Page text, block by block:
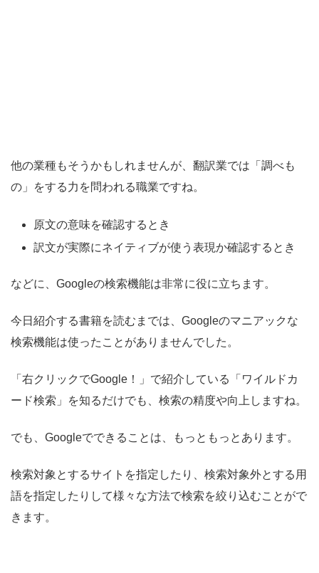
他の業種もそうかもしれませんが、翻訳業では「調べも
の」をする力を問われる職業ですね。
原文の意味を確認するとき
訳文が実際にネイティブが使う表現か確認するとき
などに、Googleの検索機能は非常に役に立ちます。
今日紹介する書籍を読むまでは、Googleのマニアックな
検索機能は使ったことがありませんでした。
「右クリックでGoogle！」で紹介している「ワイルドカ
ード検索」を知るだけでも、検索の精度や向上しますね。
でも、Googleでできることは、もっともっとあります。
検索対象とするサイトを指定したり、検索対象外とする用
語を指定したりして様々な方法で検索を絞り込むことがで
きます。